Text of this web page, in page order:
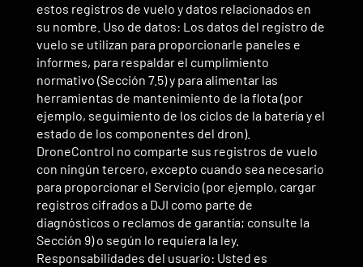
estos registros de vuelo y datos relacionados en
su nombre. Uso de datos: Los datos del registro de
vuelo se utilizan para proporcionarle paneles e
informes, para respaldar el cumplimiento
normativo (Sección 7.5) y para alimentar las
herramientas de mantenimiento de la flota (por
ejemplo, seguimiento de los ciclos de la batería y el
estado de los componentes del dron).
DroneControl no comparte sus registros de vuelo
con ningún tercero, excepto cuando sea necesario
para proporcionar el Servicio (por ejemplo, cargar
registros cifrados a DJI como parte de
diagnósticos o reclamos de garantía; consulte la
Sección 9) o según lo requiera la ley.
Responsabilidades del usuario: Usted es